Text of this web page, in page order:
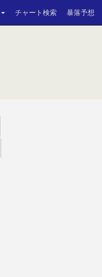
チャート検索 暴落予想